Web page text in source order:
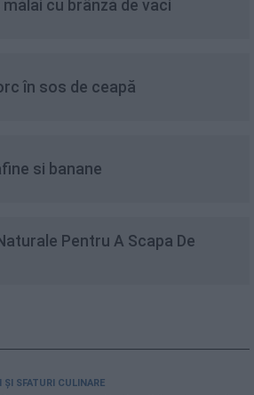
mălai cu brânză de vaci
în sos de ceapă
si banane
Pentru A Scapa De
ȘI SFATURI CULINARE